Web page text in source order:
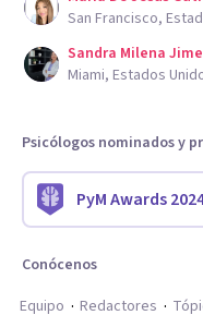
San Francisco,
Sandra Milena
Miami, Estados
Psicólogos nominados y
PyM Awards
Conócenos
Equipo
Redactores